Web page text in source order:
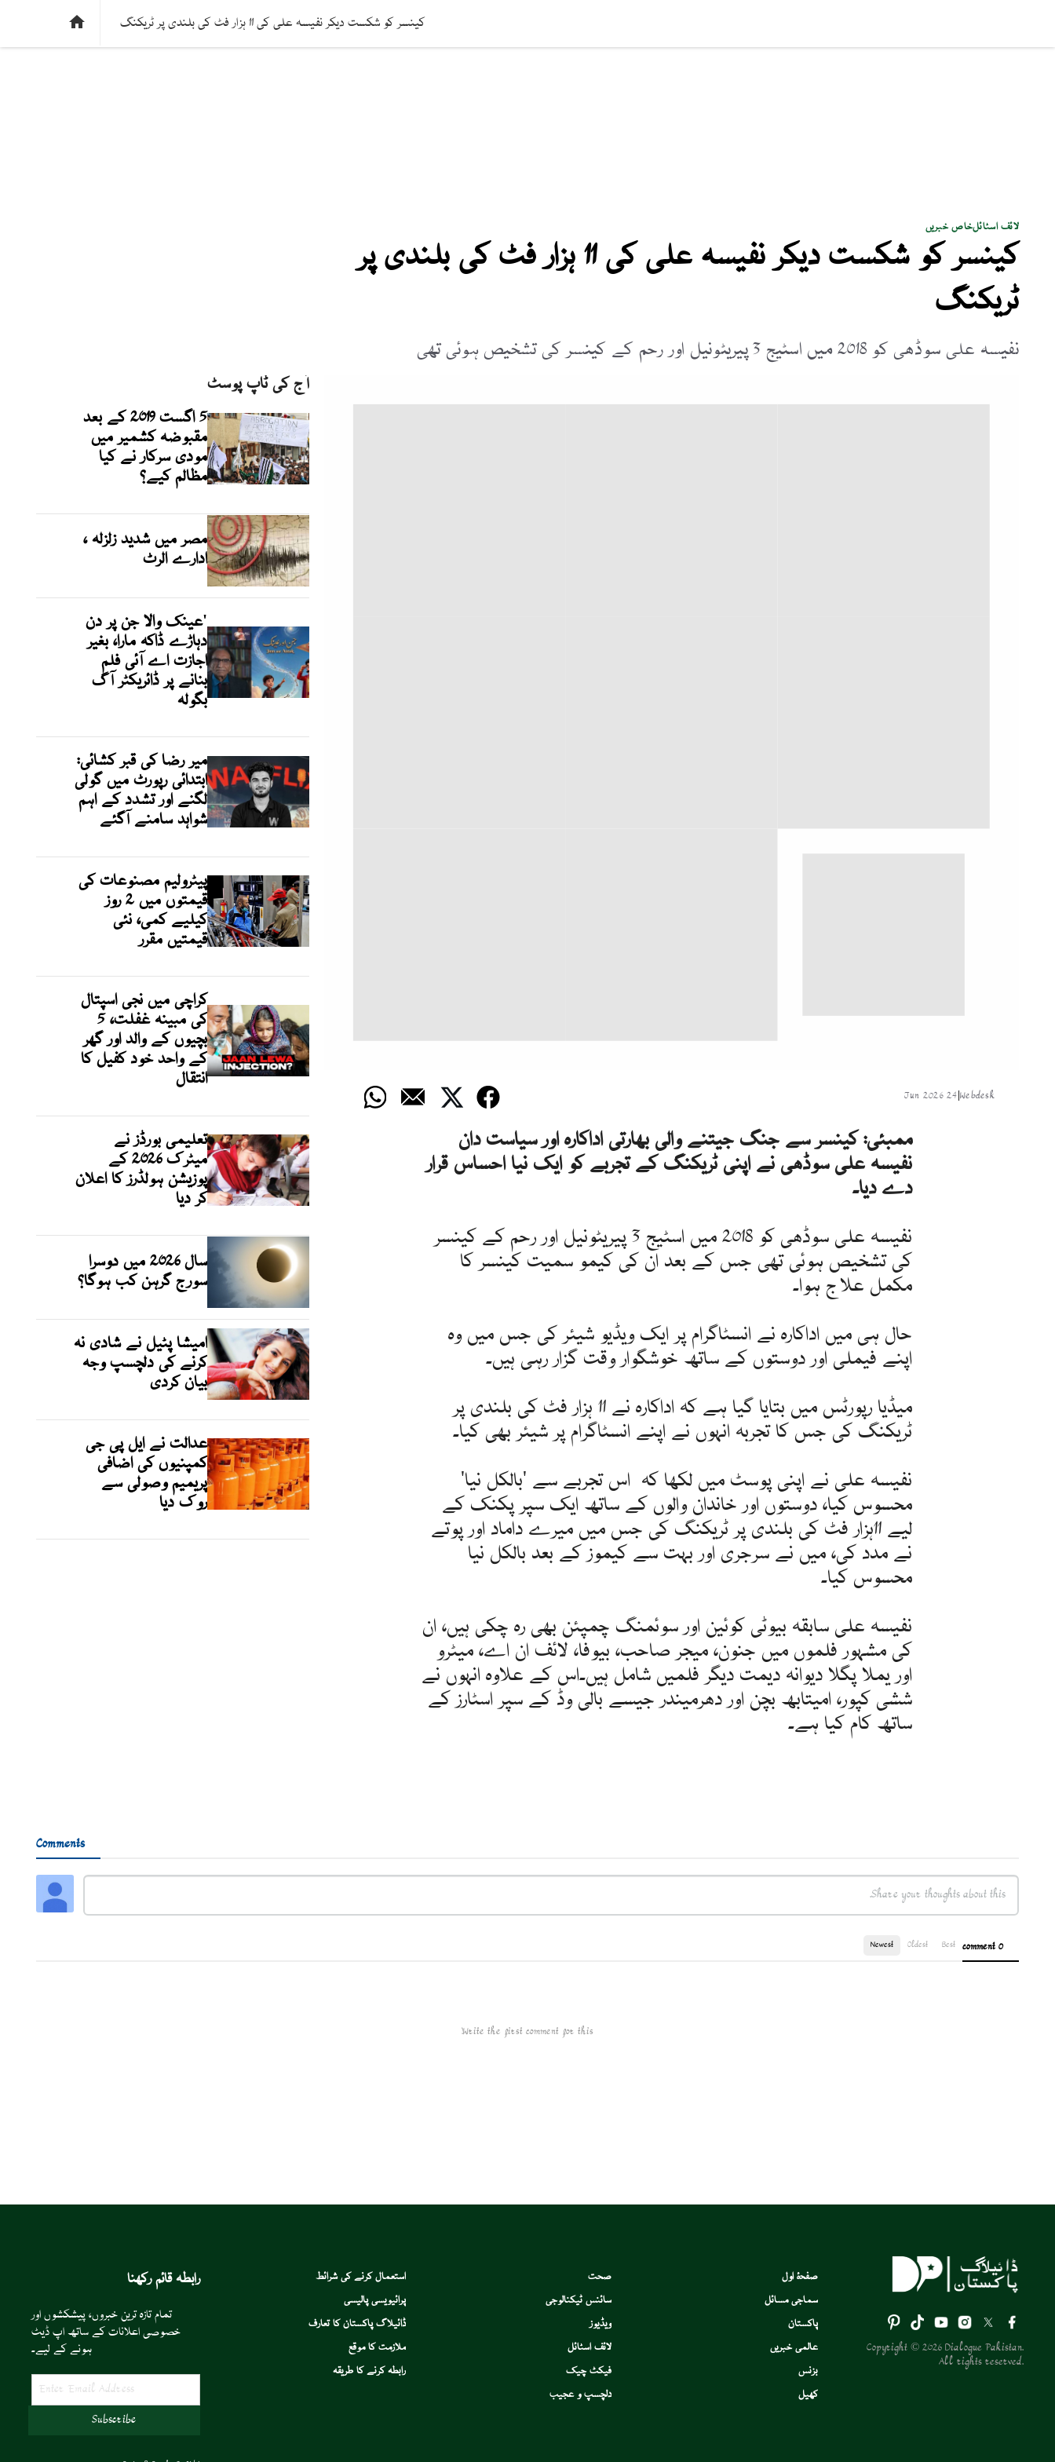
 کینسر کو شکست دیکر نفیسہ علی کی 11 ہزار فٹ کی بلندی پر ٹریکنگ
لائف اسٹائلخاص خبریں
کینسر کو شکست دیکر نفیسہ علی کی 11 ہزار فٹ کی بلندی پر
ٹریکنگ
نفیسہ علی سوڈھی کو 2018 میں اسٹیج 3 پیریٹونیل اور رحم کے کینسر کی تشخیص ہوئی تھی
Webdesk
|
24 Jun 2026
ممبئی: کینسر سے جنگ جیتنے والی بھارتی اداکارہ اور سیاست دان
نفیسہ علی سوڈھی نے اپنی ٹریکنگ کے تجربے کو ایک نیا احساس قرار
دے دیا۔
نفیسہ علی سوڈھی کو 2018 میں اسٹیج 3 پیریٹونیل اور رحم کے کینسر
کی تشخیص ہوئی تھی جس کے بعد ان کی کیمو سمیت کینسر کا
مکمل علاج ہوا۔
حال ہی میں اداکارہ نے انسٹاگرام پر ایک ویڈیو شیئر کی جس میں وہ
اپنے فیملی اور دوستوں کے ساتھ خوشگوار وقت گزار رہی ہیں۔
میڈیا رپورٹس میں بتایا گیا ہے کہ اداکارہ نے 11 ہزار فٹ کی بلندی پر
ٹریکنگ کی جس کا تجربہ انہوں نے اپنے انسٹاگرام پر شیئر بھی کیا۔
نفیسہ علی نے اپنی پوسٹ میں لکھا کہ اس تجربے سے 'بالکل نیا'
محسوس کیا، دوستوں اور خاندان والوں کے ساتھ ایک سپر پکنک کے
لیے 11ہزار فٹ کی بلندی پر ٹریکنگ کی جس میں میرے داماد اور پوتے
نے مدد کی، میں نے سرجری اور بہت سے کیموز کے بعد بالکل نیا
محسوس کیا۔
نفیسہ علی سابقہ بیوٹی کوئین اور سوئمنگ چمپئن بھی رہ چکی ہیں، ان
کی مشہور فلموں میں جنون، میجر صاحب، بیوفا، لائف ان اے، میٹرو
اور یملا پگلا دیوانہ دیمت دیگر فلمیں شامل ہیں۔اس کے علاوہ انہوں نے
ششی کپور، امیتابھ بچن اور دھرمیندر جیسے بالی وڈ کے سپر اسٹارز کے
ساتھ کام کیا ہے۔
آج کی ٹاپ پوسٹ
5 اگست 2019 کے بعد
مقبوضہ کشمیر میں
مودی سرکار نے کیا
مظالم کیے؟
مصر میں شدید زلزلہ ،
ادارے الرٹ
'عینک والا جن پر دن
دہاڑے ڈاکہ مارا، بغیر
اجازت اے آئی فلم
بنانے پر ڈائریکٹر آگ
بگولہ
میر رضا کی قبر کشائی:
ابتدائی رپورٹ میں گولی
لگنے اور تشدد کے اہم
شواہد سامنے آگئے
پیٹرولیم مصنوعات کی
قیمتوں میں 2 روز
کیلیے کمی، نئی
قیمتیں مقرر
کراچی میں نجی اسپتال
کی مبینہ غفلت، 5
بچیوں کے والد اور گھر
کے واحد خود کفیل کا
انتقال
تعلیمی بورڈز نے
میٹرک 2026 کے
پوزیشن ہولڈرز کا اعلان
کر دیا
سال 2026 میں دوسرا
سورج گرہن کب ہوگا؟
امیشا پٹیل نے شادی نہ
کرنے کی دلچسپ وجہ
بیان کردی
عدالت نے ایل پی جی
کمپنیوں کی اضافی
پریمیم وصولی سے
روک دیا
Comments
0 comment
Best
Oldest
Newest
Write the first comment for this!
Copyright © 2026 Dialogue Pakistan.
All rights reserved.
صفحۂ اول
سماجی مسائل
پاکستان
عالمی خبریں
بزنس
کھیل
صحت
سائنس ٹیکنالوجی
ویڈیوز
لائف اسٹائل
فیکٹ چیک
دلچسپ و عجیب
استعمال کرنے کی شرائط
پرائیویسی پالیسی
ڈائیلاگ پاکستان کا تعارف
ملازمت کا موقع
رابطہ کرنے کا طریقہ
رابطہ قائم رکھنا
تمام تازہ ترین خبروں، پیشکشوں اور
خصوصی اعلانات کے ساتھ اپ ڈیٹ
ہونے کے لیے۔